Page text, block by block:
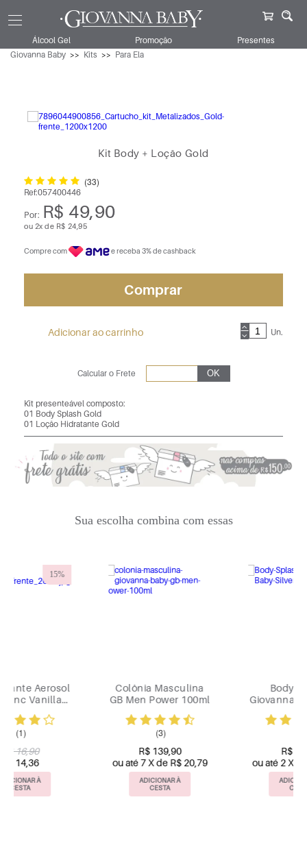
Álcool Gel Promoção
Presentes
Giovanna Baby
Kits Para Ela
Kit Body + Loção Gold
(33)
Ref:057400446
Por: R$ 49,90
ou 2x de R$ 24,95
Compre com e receba 3% de cashback
Comprar
Un.
Adicionar ao carrinho
Calcular o Frete
Kit presenteável composto:
01 Body Splash Gold
01 Loção Hidratante Gold
Sua escolha combina com essas
Colônia Masculina
GB Men Power 100ml
ou até 7 X de R$ 20,79
Body Splash
Giovanna Baby Silver
ou até 2 X de R$ 23,45